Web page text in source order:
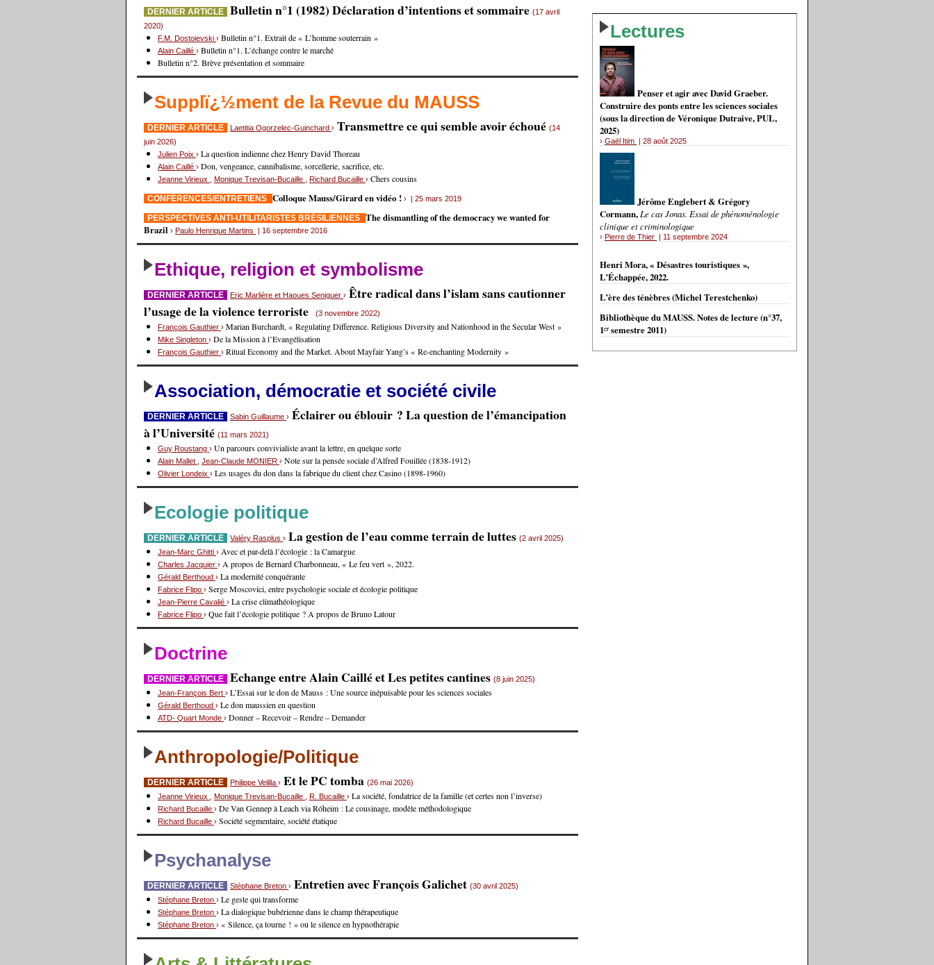
DERNIER ARTICLE Bulletin n°1 (1982) Déclaration d’intentions et sommaire (17 avril
2020)
F.M. Dostoievski › Bulletin n°1. Extrait de « L’homme souterrain »
Alain Caillé › Bulletin n°1. L’échange contre le marché
Bulletin n°2. Brève présentation et sommaire
Supplï¿½ment de la Revue du MAUSS
DERNIER ARTICLE Laetitia Ogorzelec-Guinchard › Transmettre ce qui semble avoir échoué (14
juin 2026)
Julien Poix › La question indienne chez Henry David Thoreau
Alain Caillé › Don, vengeance, cannibalisme, sorcellerie, sacrifice, etc.
Jeanne Virieux Monique Trevisan-Bucaille Richard Bucaille › Chers cousins
CONFÉRENCES/ENTRETIENS Colloque Mauss/Girard en vidéo ! › | 25 mars 2019
PERSPECTIVES ANTI-UTILITARISTES BRÉSILIENNES The dismantling of the democracy we wanted for
Brazil › Paulo Henrique Martins | 16 septembre 2016
Ethique, religion et symbolisme
DERNIER ARTICLE Eric Marlière et Haoues Seniguer › Être radical dans l’islam sans cautionner
l’usage de la violence terroriste
(3 novembre 2022)
François Gauthier › Marian Burchardt, « Regulating Difference. Religious Diversity and Nationhood in the Secular West »
Mike Singleton › De la Mission à l’Evangélisation
François Gauthier › Ritual Economy and the Market. About Mayfair Yang’s « Re-enchanting Modernity »
Association, démocratie et société civile
DERNIER ARTICLE Sabin Guillaume › Éclairer ou éblouir ? La question de l’émancipation
à l’Université (11 mars 2021)
Guy Roustang › Un parcours convivialiste avant la lettre, en quelque sorte
Alain Mallet Jean-Claude MONIER › Note sur la pensée sociale d’Alfred Fouillée (1838-1912)
Olivier Londeix › Les usages du don dans la fabrique du client chez Casino (1898-1960)
Ecologie politique
DERNIER ARTICLE Valéry Rasplus › La gestion de l’eau comme terrain de luttes (2 avril 2025)
Jean-Marc Ghitti › Avec et par-delà l’écologie : la Camargue
Charles Jacquier › A propos de Bernard Charbonneau, « Le feu vert », 2022.
Gérald Berthoud › La modernité conquérante
Fabrice Flipo › Serge Moscovici, entre psychologie sociale et écologie politique
Jean-Pierre Cavalié › La crise climathéologique
Fabrice Flipo › Que fait l’écologie politique ? A propos de Bruno Latour
Doctrine
DERNIER ARTICLE Echange entre Alain Caillé et Les petites cantines (8 juin 2025)
Jean-François Bert › L’Essai sur le don de Mauss : Une source inépuisable pour les sciences sociales
Gérald Berthoud › Le don maussien en question
ATD- Quart Monde › Donner – Recevoir – Rendre – Demander
Anthropologie/Politique
DERNIER ARTICLE Philippe Velilla › Et le PC tomba (26 mai 2026)
Jeanne Virieux
Monique Trevisan-Bucaille R. Bucaille › La société, fondatrice de la famille (et certes non l’inverse)
Richard Bucaille › De Van Gennep à Leach via Róheim : Le cousinage, modèle méthodologique
Richard Bucaille › Société segmentaire, société étatique
Psychanalyse
DERNIER ARTICLE Stéphane Breton › Entretien avec François Galichet (30 avril 2025)
Stéphane Breton › Le geste qui transforme
Stéphane Breton › La dialogique bubérienne dans le champ thérapeutique
Stéphane Breton › « Silence, ça tourne ! » ou le silence en hypnothérapie
Lectures
Penser et agir avec David Graeber.
Construire des ponts entre les sciences sociales
(sous la direction de Véronique Dutraive, PUL,
2025)
› Gaël Itim | 28 août 2025
Jérôme Englebert & Grégory
Cormann, Le cas Jonas. Essai de phénoménologie
clinique et criminologique
› Pierre de Thier | 11 septembre 2024
Henri Mora, « Désastres touristiques »,
L’Échappée, 2022.
L’ère des ténèbres (Michel Terestchenko)
Bibliothèque du MAUSS. Notes de lecture (n°37,
1ersemestre 2011)